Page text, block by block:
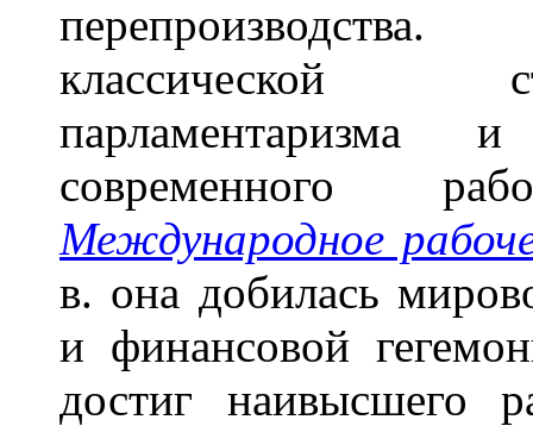
классической
парламентаризма
современного
Международное
в. она добилась
и финансовой
достиг наивысшего